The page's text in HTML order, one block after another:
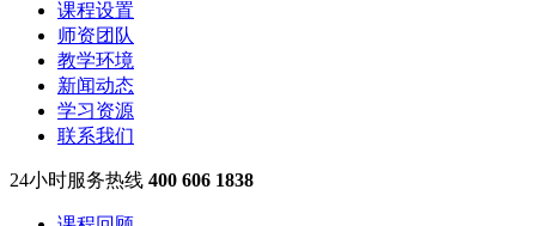
课程设置
师资团队
教学环境
新闻动态
学习资源
联系我们
24小时服务热线 400 606 1838